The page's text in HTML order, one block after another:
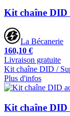
Kit chaîne DID
La Bécanerie
160,10 €
Livraison gratuite
Kit chaîne DID /
Plus d'infos
Kit chaîne DID